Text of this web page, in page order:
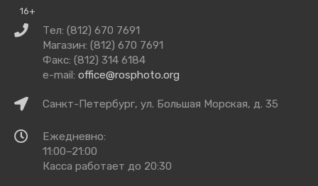
16+
Связаться
нами
Тел: (812) 670 7691
Магазин: (812) 670 7691
Факс: (812) 314 6184
e-mail: office@rosphoto.org
КакСанкт-Петербург, ул. Большая Морская, д. 35
Время
работы
Ежедневно:
11:00–21:00
Касса работает до 20:30